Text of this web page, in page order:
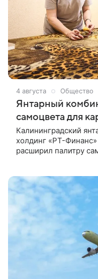
4 августа Общество
Янтарный
самоцвета для
Калининградский
холдинг «РТ-
расширил палитру
количество оттенков
применения
созданные с
цветов —
"Дальневосточный…